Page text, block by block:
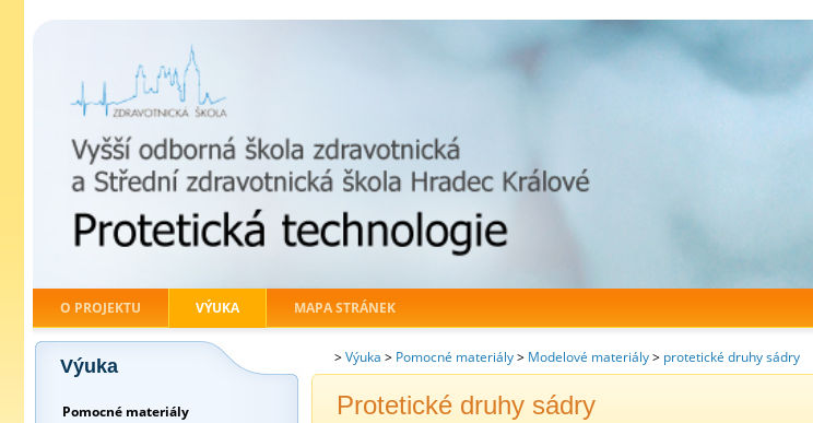
O PROJEKTU VÝUKA MAPA STRÁNEK
Výuka
Pomocné materiály
>Výuka > Pomocné materiály> Modelové materiály> protetické druhy sádry
Protetické druhy sádry